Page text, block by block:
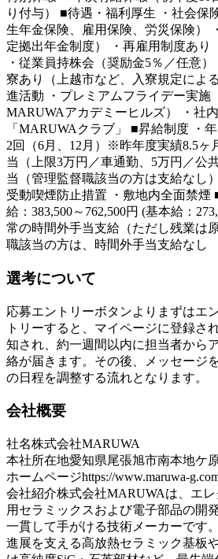
り付与） ■待遇・福利厚生 ・社会保
生年金保険、雇用保険、労災保険）
定拠出年金制度） ・再雇用制度あり
・従業員持株会（奨励金5％／任意
寮あり（上越市など、入寮規定によ
進活動 ・プレミアムフライデー実施
MARUWAアカデミーヒルズ） ・社
「MARUWAクラブ」 ■昇給制度 ・
2回（6月、12月）※昨年度実績8.5ヶ
当（上限3万円／車通勤、5万円／公
当（管理監督職該当の方は支給なし
受動喫煙防止措置 ・敷地内全面禁煙
給：383,500～762,500円 (基本給：
常の時間外手当支給（ただし残業は
職該当の方は、時間外手当支給なし
選考について
応募エントリーボタンよりまずはエ
トリーすると、マイページに登録さ
知され、約一週間以内に担当者から
絡が届きます。その後、メッセージ
の日程を調整する流れとなります。
会社概要
社名株式会社MARUWA
本社所在地愛知県尾張旭市南本地ケ
ホームページhttps://www.maruwa-
会社紹介株式会社MARUWAは、エ
用セラミックスおよび電子部品の開
一貫して手がける技術メーカーです
進展を支える高放熱セラミック基板